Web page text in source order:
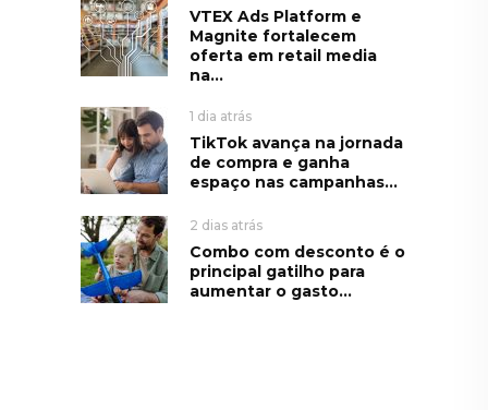
VTEX Ads Platform e
Magnite fortalecem
oferta em retail media
na...
1 dia atrás
TikTok avança na jornada
de compra e ganha
espaço nas campanhas...
2 dias atrás
Combo com desconto é o
principal gatilho para
aumentar o gasto...